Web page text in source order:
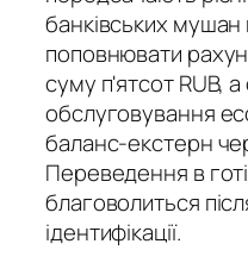
банківських
поповнювати
суму п'ятсот RUB,
обслуговування
баланс-екстерн
Переведення в
благоволиться
ідентифікації.